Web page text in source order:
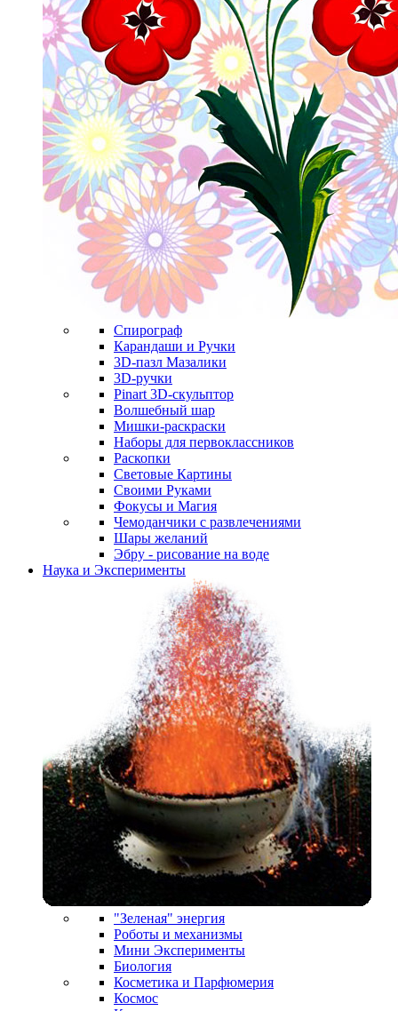
Спирограф
Карандаши и Ручки
3D-пазл Мазалики
3D-ручки
Pinart 3D-скульптор
Волшебный шар
Мишки-раскраски
Наборы для первоклассников
Раскопки
Световые Картины
Своими Руками
Фокусы и Магия
Чемоданчики с развлечениями
Шары желаний
Эбру - рисование на воде
Наука и Эксперименты
"Зеленая" энергия
Роботы и механизмы
Мини Эксперименты
Биология
Косметика и Парфюмерия
Космос